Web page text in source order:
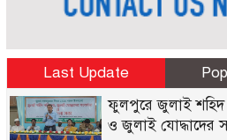
Last Update
ফুলপুরে জুলাই শহিদ
ও জুলাই যোদ্ধাদের